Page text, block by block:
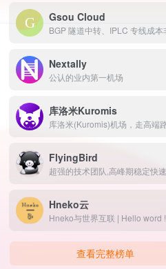
Gsou Cloud
Nextally
公认的业内第一机场
库洛米Kuromis
FlyingBird
Hneko云
Hneko与世界互联 | Hello word !
查看完整榜单